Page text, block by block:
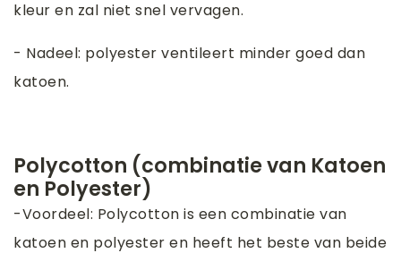
kleur en zal niet snel vervagen.
- Nadeel: polyester ventileert minder goed dan
katoen.
Polycotton (combinatie van Katoen
en Polyester)
-Voordeel: Polycotton is een combinatie van
katoen en polyester en heeft het beste van beide